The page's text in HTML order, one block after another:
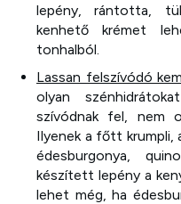
lepény, rántotta,
kenhető krémet
tonhalból.
Lassan felszívódó
olyan
szívódnak fel, nem
Ilyenek a főtt krumpli,
édesburgonya,
készített lepény a
lehet még, ha